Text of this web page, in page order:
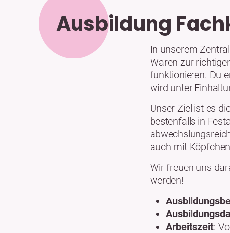
Ausbildung
In unserem
Waren zur
funktionieren. Du
wird unter
Unser Ziel ist es
bestenfalls in
auch mit
Wir freuen uns
werden!
Arbeitszeit: